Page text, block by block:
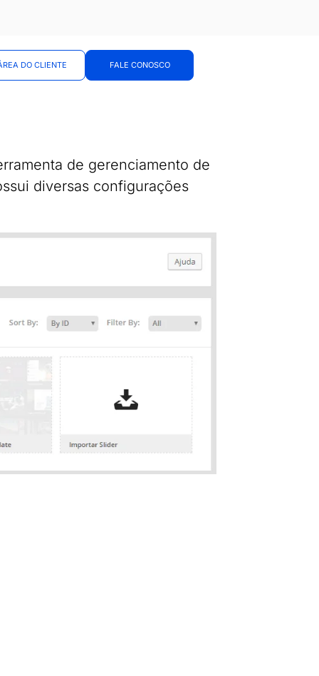
DO CLIENTE FALE CONOSCO
de gerenciamento de
diversas configurações